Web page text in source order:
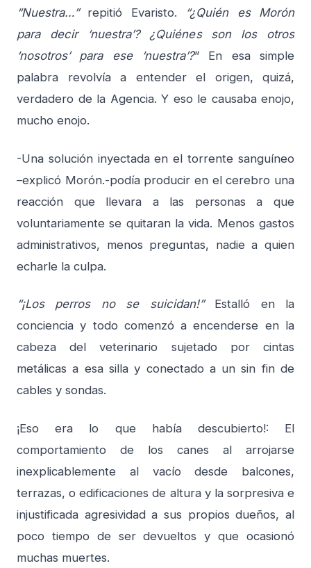
“Nuestra…”repitió Evaristo.
“¿Quién es Morón
para decir ‘nuestra’? ¿Quiénes son los otros
‘nosotros’ para ese ‘nuestra’?” En esa simple
palabra revolvía a entender el origen, quizá,
verdadero de la Agencia. Y eso le causaba enojo,
mucho enojo.
-Una solución inyectada en el torrente sanguíneo
–explicó Morón.-podía producir en el cerebro una
reacción que llevara a las personas a que
voluntariamente se quitaran la vida. Menos gastos
administrativos, menos preguntas, nadie a quien
echarle la culpa.
“¡Los perros no se suicidan!”Estalló en la
conciencia y todo comenzó a encenderse en la
cabeza del veterinario sujetado por cintas
metálicas a esa silla y conectado a un sin fin de
cables y sondas.
¡Eso era lo que había descubierto!: El
comportamiento de los canes al arrojarse
inexplicablemente al vacío desde balcones,
terrazas, o edificaciones de altura y la sorpresiva e
injustificada agresividad a sus propios dueños, al
poco tiempo de ser devueltos y que ocasionó
muchas muertes.